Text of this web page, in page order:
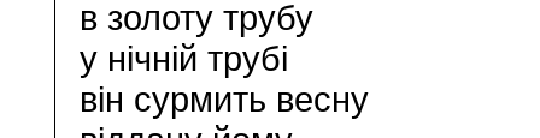
в золоту трубу
у нічній трубі
він сурмить весну